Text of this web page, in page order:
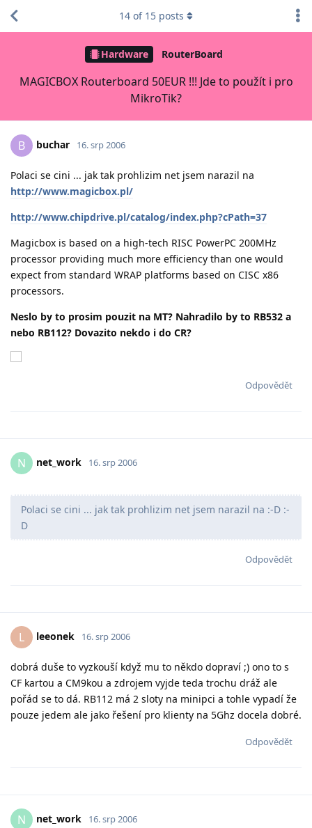
Hardware RouterBoard
MAGICBOX Routerboard 50EUR !!! Jde to použít i pro
MikroTik?
14 of 15 posts
B buchar 16. srp 2006
Polaci se cini ... jak tak prohlizim net jsem narazil na
http://www.magicbox.pl/
http://www.chipdrive.pl/catalog/index.php?cPath=37
Magicbox is based on a high-tech RISC PowerPC 200MHz
processor providing much more efficiency than one would
expect from standard WRAP platforms based on CISC x86
processors.
Neslo by to prosim pouzit na MT? Nahradilo by to RB532 a
nebo RB112? Dovazito nekdo i do CR?
Odpovědět
N net_work 16. srp 2006
Polaci se cini ... jak tak prohlizim net jsem narazil na :-D :-
D
Odpovědět
L leeonek 16. srp 2006
dobrá duše to vyzkouší když mu to někdo dopraví ;) ono to s
CF kartou a CM9kou a zdrojem vyjde teda trochu dráž ale
pořád se to dá. RB112 má 2 sloty na minipci a tohle vypadí že
pouze jedem ale jako řešení pro klienty na 5Ghz docela dobré.
Odpovědět
N net_work 16. srp 2006